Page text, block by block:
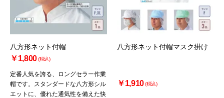
八方形ネット付帽
￥1,800(税込)
定番人気を誇る、ロングセラー作業
帽です。スタンダードな八方形シル
エットに、優れた通気性を備えた快
八方形ネット付帽マスク掛け
￥1,910(税込)